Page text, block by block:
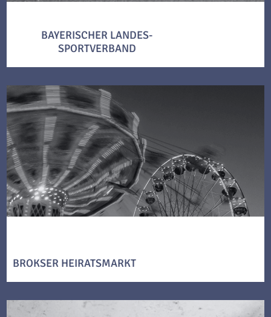
BAYERISCHER LANDES-
SPORTVERBAND
BROKSER HEIRATSMARKT